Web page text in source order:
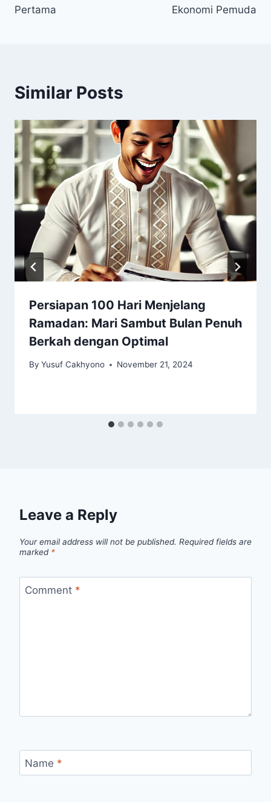
Pertama
Ekonomi Pemuda
Similar Posts
Persiapan 100 Hari Menjelang
Ramadan: Mari Sambut Bulan Penuh
Berkah dengan Optimal
By Yusuf Cakhyono November 21, 2024
Leave a Reply
Your email address will not be published. Required fields are
marked *
Comment *
Name *